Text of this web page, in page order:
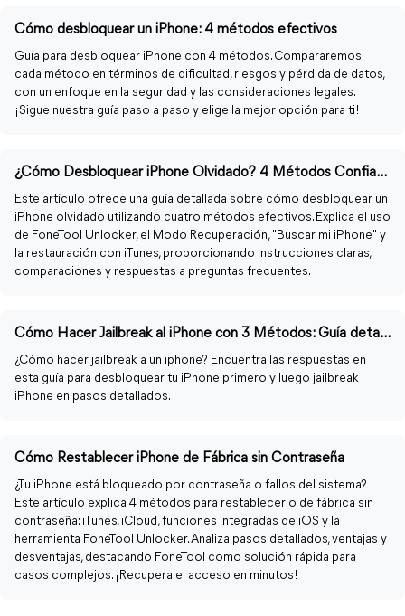
Cómo desbloquear un iPhone: 4 métodos efectivos
Guía para desbloquear iPhone con 4 métodos. Compararemos
cada método en términos de dificultad, riesgos y pérdida de datos,
con un enfoque en la seguridad y las consideraciones legales.
¡Sigue nuestra guía paso a paso y elige la mejor opción para ti!
¿Cómo Desbloquear iPhone Olvidado? 4 Métodos Confiables
Este artículo ofrece una guía detallada sobre cómo desbloquear un
iPhone olvidado utilizando cuatro métodos efectivos. Explica el uso
de FoneTool Unlocker, el Modo Recuperación, "Buscar mi iPhone" y
la restauración con iTunes, proporcionando instrucciones claras,
comparaciones y respuestas a preguntas frecuentes.
Cómo Hacer Jailbreak al iPhone con 3 Métodos: Guía detallada
¿Cómo hacer jailbreak a un iphone? Encuentra las respuestas en
esta guía para desbloquear tu iPhone primero y luego jailbreak
iPhone en pasos detallados.
Cómo Restablecer iPhone de Fábrica sin Contraseña
¿Tu iPhone está bloqueado por contraseña o fallos del sistema?
Este artículo explica 4 métodos para restablecerlo de fábrica sin
contraseña: iTunes, iCloud, funciones integradas de iOS y la
herramienta FoneTool Unlocker. Analiza pasos detallados, ventajas y
desventajas, destacando FoneTool como solución rápida para
casos complejos. ¡Recupera el acceso en minutos!